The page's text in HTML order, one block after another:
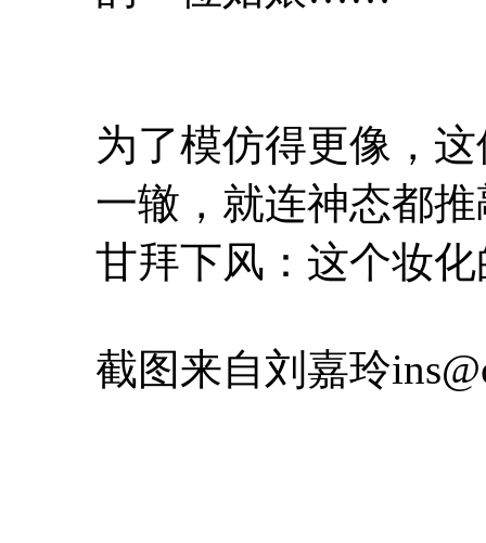
为了模仿得更像，
一辙，就连神态都
甘拜下风：这个妆
截图来自刘嘉玲